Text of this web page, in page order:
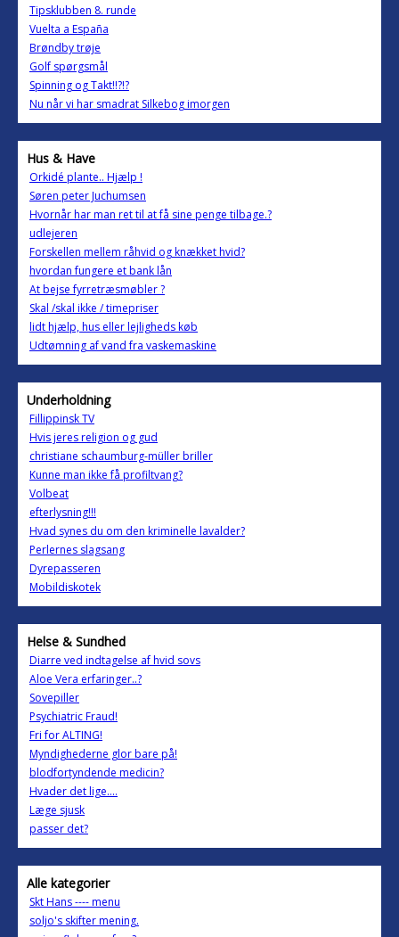
Tipsklubben 8. runde
Vuelta a España
Brøndby trøje
Golf spørgsmål
Spinning og Takt!!?!?
Nu når vi har smadrat Silkebog imorgen
Hus & Have
Orkidé plante.. Hjælp !
Søren peter Juchumsen
Hvornår har man ret til at få sine penge tilbage.?
udlejeren
Forskellen mellem råhvid og knækket hvid?
hvordan fungere et bank lån
At bejse fyrretræsmøbler ?
Skal /skal ikke / timepriser
lidt hjælp, hus eller lejligheds køb
Udtømning af vand fra vaskemaskine
Underholdning
Fillippinsk TV
Hvis jeres religion og gud
christiane schaumburg-müller briller
Kunne man ikke få profiltvang?
Volbeat
efterlysning!!!
Hvad synes du om den kriminelle lavalder?
Perlernes slagsang
Dyrepasseren
Mobildiskotek
Helse & Sundhed
Diarre ved indtagelse af hvid sovs
Aloe Vera erfaringer..?
Sovepiller
Psychiatric Fraud!
Fri for ALTING!
Myndighederne glor bare på!
blodfortyndende medicin?
Hvader det lige....
Læge sjusk
passer det?
Alle kategorier
Skt Hans ---- menu
soljo's skifter mening.